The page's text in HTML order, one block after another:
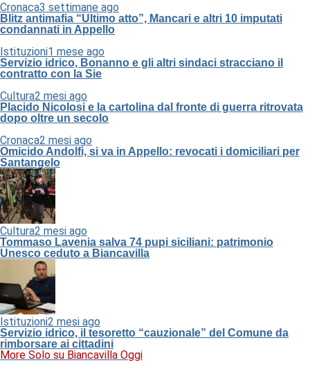
Cronaca3 settimane ago
Blitz antimafia “Ultimo atto”, Mancari e altri 10 imputati
condannati in Appello
Istituzioni1 mese ago
Servizio idrico, Bonanno e gli altri sindaci stracciano il
contratto con la Sie
Cultura2 mesi ago
Placido Nicolosi e la cartolina dal fronte di guerra ritrovata
dopo oltre un secolo
Cronaca2 mesi ago
Omicido Andolfi, si va in Appello: revocati i domiciliari per
Santangelo
Cultura2 mesi ago
Tommaso Lavenia salva 74 pupi siciliani: patrimonio
Unesco ceduto a Biancavilla
Istituzioni2 mesi ago
Servizio idrico, il tesoretto “cauzionale” del Comune da
rimborsare ai cittadini
More Solo su Biancavilla Oggi